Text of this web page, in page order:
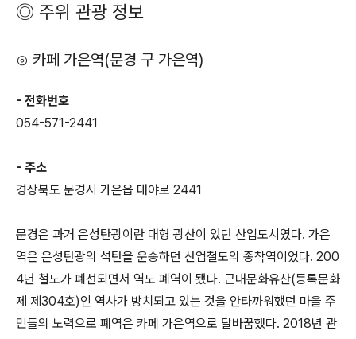
◎ 주위 관광 정보
⊙ 카페 가은역(문경 구 가은역)
- 전화번호
054-571-2441
- 주소
경상북도 문경시 가은읍 대야로 2441
문경은 과거 은성탄광이란 대형 광산이 있던 산업도시였다. 가은
역은 은성탄광의 석탄을 운송하던 산업철도의 종착역이었다. 200
4년 철도가 폐선되면서 역도 폐역이 됐다. 근대문화유산(등록문화
제 제304호)인 역사가 방치되고 있는 것을 안타까워했던 마을 주
민들의 노력으로 폐역은 카페 가은역으로 탈바꿈했다. 2018년 관